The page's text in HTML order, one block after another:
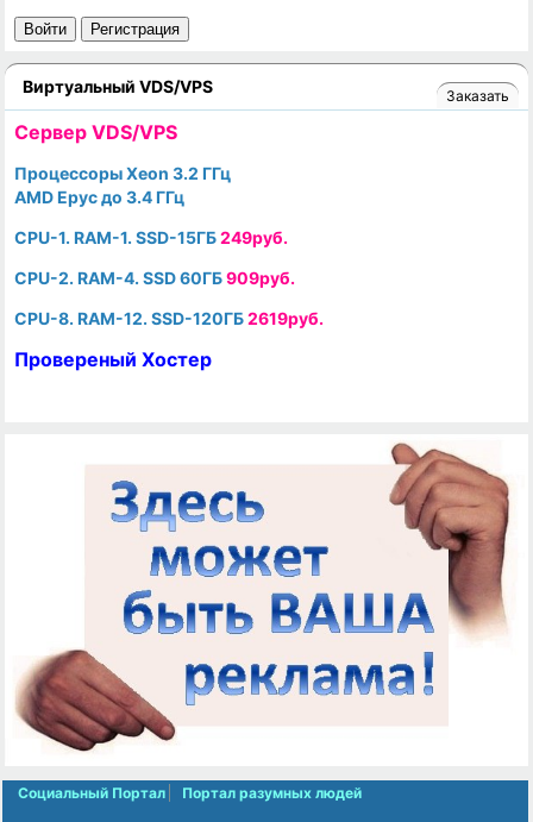
Войти Регистрация
Виртуальный VDS/VPS Заказать
Cервер VDS/VPS
Процессоры Xeon 3.2 ГГц
AMD Epyc до 3.4 ГГц
CPU-1. RAM-1. SSD-15ГБ249руб.
CPU-2. RAM-4. SSD 60ГБ909руб.
CPU-8. RAM-12. SSD-120ГБ2619руб.
Провереный Хостер
Социальный Портал Портал разумных людей